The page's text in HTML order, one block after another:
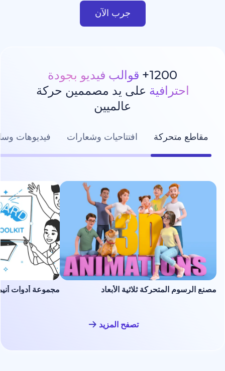
قوالب فيديو بجودة
على يد مصممين حركة
افتتاحيات وشعارات فيديوهات وسائل التواصل
ثلاثية الأبعاد مجموعة أدوات أنيميشن السبورة